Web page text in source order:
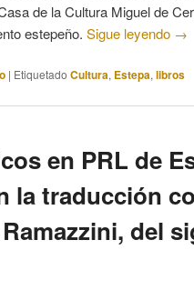
de la Cultura Miguel de
estepeño. Sigue leyendo →
| Etiquetado Cultura, Estepa, libros
en PRL de
la traducción
del